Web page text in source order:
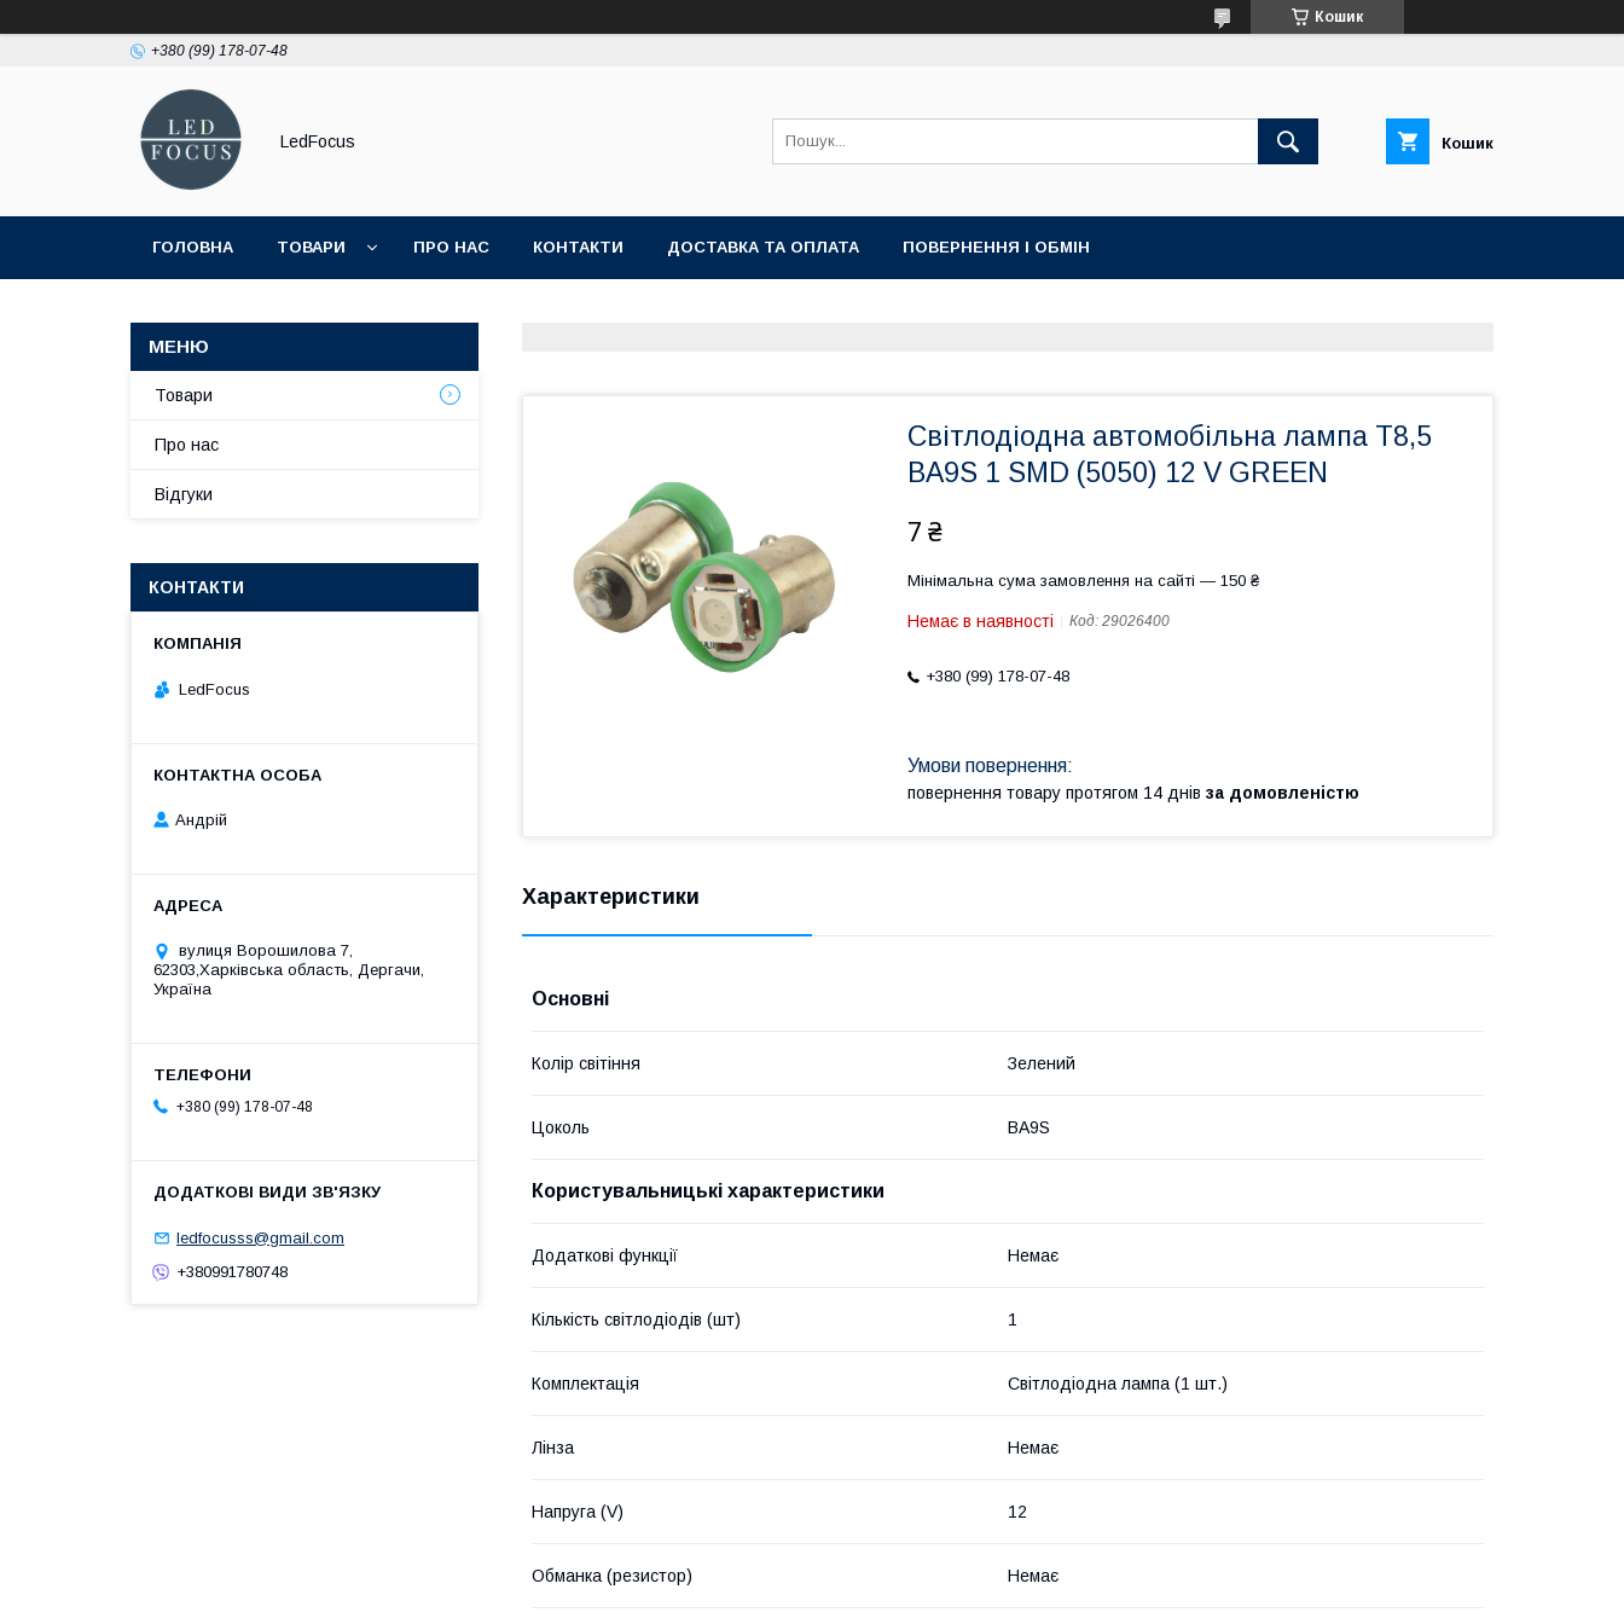
Кошик
+380 (99) 178-07-48
LedFocus Кошик
ГОЛОВНА ТОВАРИ ПРО НАС КОНТАКТИ ДОСТАВКА ТА ОПЛАТА ПОВЕРНЕННЯ І ОБМІН
Світлодіодна автомобільна лампа T8,5
BA9S 1 SMD (5050) 12 V GREEN
7 ₴
Мінімальна сума замовлення на сайті — 150 ₴
Немає в наявності Код: 29026400
+380 (99) 178-07-48
повернення товару протягом 14 днів за домовленістю
Характеристики
Основні
Колір світіння Зелений
Цоколь BA9S
Користувальницькі характеристики
Додаткові функції Немає
Кількість світлодіодів (шт) 1
Комплектація Світлодіодна лампа (1 шт.)
Лінза Немає
Напруга (V) 12
Обманка (резистор) Немає
Товари
Про нас
Відгуки
КОНТАКТИ
LedFocus
Андрій
вулиця Ворошилова 7,
62303,Харківська область, Дергачи,
Україна
+380 (99) 178-07-48
ledfocusss@gmail.com
+380991780748